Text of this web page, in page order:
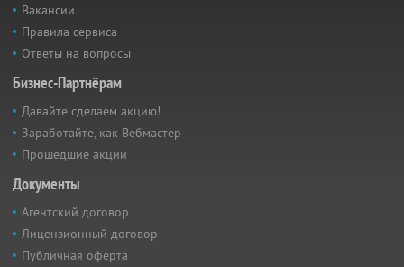
Вакансии
Правила сервиса
Ответы на вопросы
Бизнес-Партнёрам
Давайте сделаем акцию!
Заработайте, как Вебмастер
Прошедшие акции
Документы
Агентский договор
Лицензионный договор
Публичная оферта